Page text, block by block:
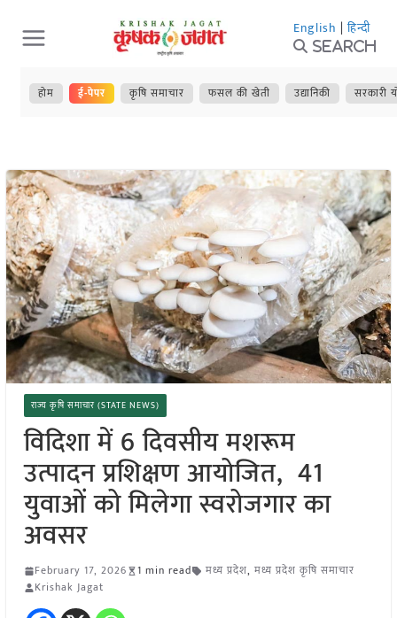
Skip
to
content
English | हिन्दी
Search
होम ई-पेपर कृषि समाचार फसल की खेती उद्यानिकी सरकारी
राज्य कृषि समाचार (STATE NEWS)
विदिशा में 6 दिवसीय मशरूम
उत्पादन प्रशिक्षण आयोजित, 41
युवाओं को मिलेगा स्वरोजगार का
अवसर
February 17, 2026 1 min read मध्य प्रदेश, मध्य प्रदेश कृषि समाचार
Krishak Jagat